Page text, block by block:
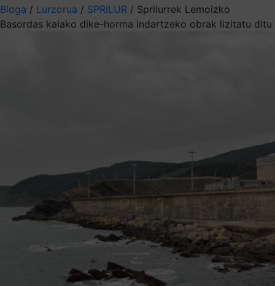
Bloga / Lurzorua / SPRILUR / Sprilurrek Lemoizko
Basordas kalako dike-horma indartzeko obrak lizitatu ditu